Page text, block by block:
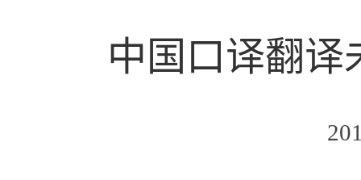
中国口译翻译
2015-12-20